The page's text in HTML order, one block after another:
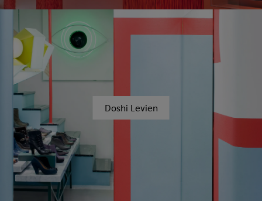
Doshi Levien